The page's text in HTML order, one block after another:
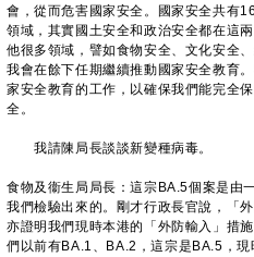
會，從而危害國家安全。國家安全共有
領域，其實國土安全和政治安全都在這
他很多領域，譬如食物安全、文化安全
我會在餘下任期繼續推動國家安全教育
家安全教育的工作，以確保我們能完全
全。
我請陳局長談談新變種病毒。
食物及衞生局局長：這宗BA.5個案是由
我們檢驗出來的。剛才行政長官說，「
亦證明我們現時本港的「外防輸入」措
們以前有BA.1、BA.2，這宗是BA.5，